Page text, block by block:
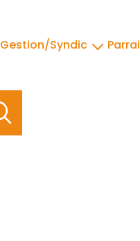
Gestion/Syndic